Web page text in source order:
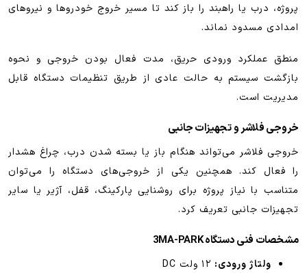
پروژه، درب یا راهبند را باز کند تا مسیر خروج خودروها و نیروهای
امدادی مسدود نماند.
منطق عملکرد ورودی حریق، مدت فعال بودن خروجی و نحوه
بازگشت سیستم به حالت عادی از طریق تنظیمات دستگاه قابل
مدیریت است.
خروجی فلاشر و تجهیزات جانبی
خروجی فلاشر می‌تواند هنگام باز یا بسته شدن درب، چراغ هشدار
را فعال کند. همچنین یکی از خروجی‌های دستگاه را می‌توان
متناسب با نیاز پروژه برای روشنایی پارکینگ، قفل، آژیر یا سایر
تجهیزات جانبی تعریف کرد.
مشخصات فنی دستگاه 3MA-PARK
ولتاژ ورودی: